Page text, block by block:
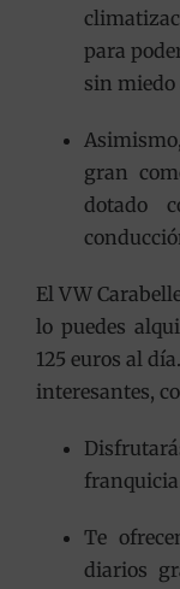
para
sin miedo
gran
dotado
El VW
lo puedes
125 euros al
interesantes,
Te
diarios